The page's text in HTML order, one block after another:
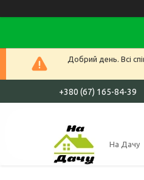
Добрий день. Всі
+380 (67) 165-84-39
На Дачу